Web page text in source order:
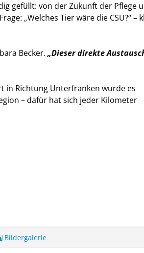
gefüllt: von der Zukunft der Pflege
„Welches Tier wäre die CSU?“ –
Becker. Dieser direkte
in Richtung Unterfranken wurde es
– dafür hat sich jeder Kilometer
Bildergalerie